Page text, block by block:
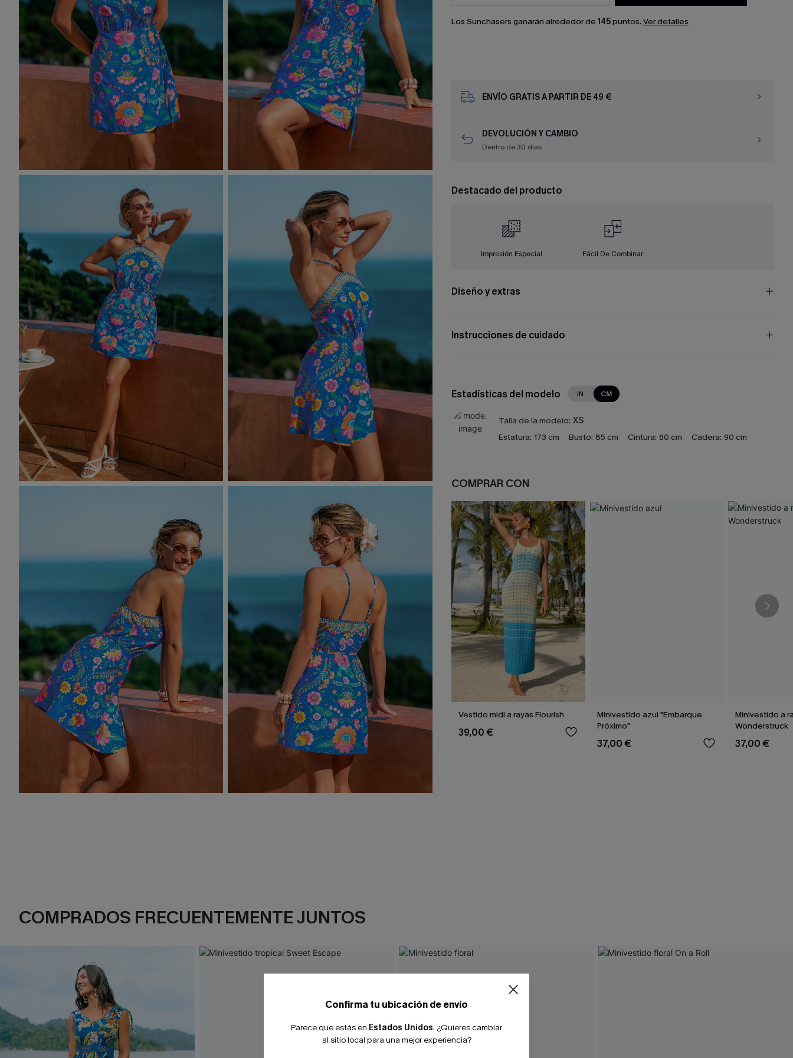
Los Sunchasers ganarán alrededor de 145puntos. Ver detalles
ENVÍO GRATIS A PARTIR DE 49 €
DEVOLUCIÓN Y CAMBIO
Dentro de 30 días
Destacado del producto
Impresión Especial Fácil De Combinar
Diseño y extras
Instrucciones de cuidado
Estadísticas del modelo IN CM
Talla de la modelo: XS
Estatura: 173 cm Busto: 85 cm Cintura: 60 cm Cadera: 90 cm
COMPRAR CON
Vestido midi a rayas Flourish
39,00 €
Minivestido azul "Embarque
Próximo"
37,00 €
Minivestido a
Wonderstruck
37,00 €
COMPRADOS FRECUENTEMENTE JUNTOS
Confirma tu ubicación de envío
Parece que estás en Estados Unidos. ¿Quieres cambiar
al sitio local para una mejor experiencia?
-10% extra sin compra mínima